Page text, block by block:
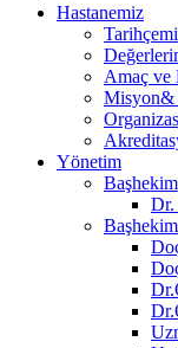
Hastanemiz
Amaç ve
Misyon&
Yönetim
Başhekim
Dr.
Başhekim